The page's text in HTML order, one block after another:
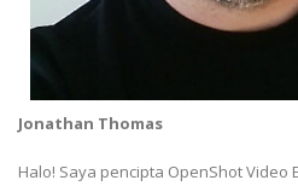
Jonathan Thomas
Halo! Saya pencipta OpenShot Video